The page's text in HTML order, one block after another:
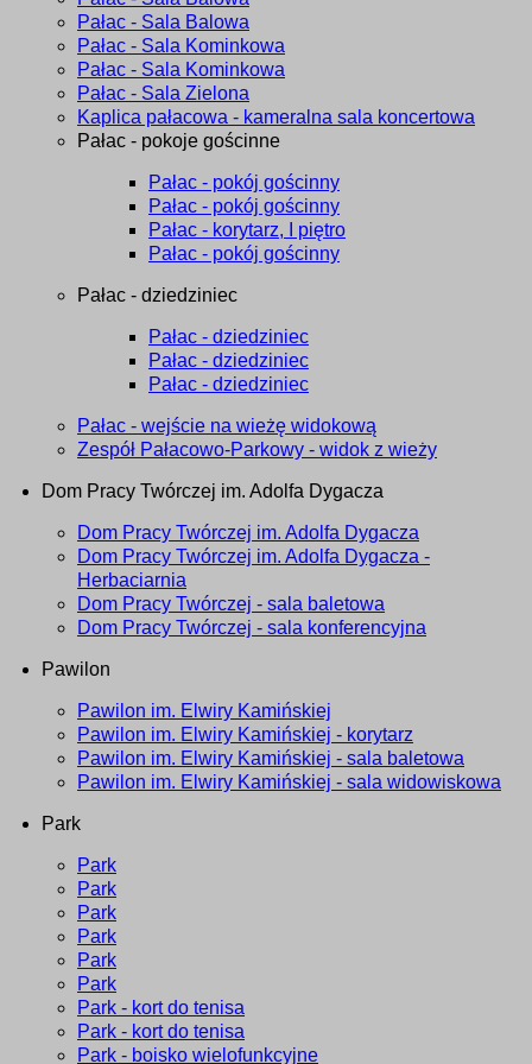
Pałac - Sala Balowa
Pałac - Sala Kominkowa
Pałac - Sala Kominkowa
Pałac - Sala Zielona
Kaplica pałacowa - kameralna sala koncertowa
Pałac - pokoje gościnne
Pałac - pokój gościnny
Pałac - pokój gościnny
Pałac - korytarz, I piętro
Pałac - pokój gościnny
Pałac - dziedziniec
Pałac - dziedziniec
Pałac - dziedziniec
Pałac - dziedziniec
Pałac - wejście na wieżę widokową
Zespół Pałacowo-Parkowy - widok z wieży
Dom Pracy Twórczej im. Adolfa Dygacza
Dom Pracy Twórczej im. Adolfa Dygacza
Dom Pracy Twórczej im. Adolfa Dygacza -
Herbaciarnia
Dom Pracy Twórczej - sala baletowa
Dom Pracy Twórczej - sala konferencyjna
Pawilon
Pawilon im. Elwiry Kamińskiej
Pawilon im. Elwiry Kamińskiej - korytarz
Pawilon im. Elwiry Kamińskiej - sala baletowa
Pawilon im. Elwiry Kamińskiej - sala widowiskowa
Park
Park
Park
Park
Park
Park
Park
Park - kort do tenisa
Park - kort do tenisa
Park - boisko wielofunkcyjne